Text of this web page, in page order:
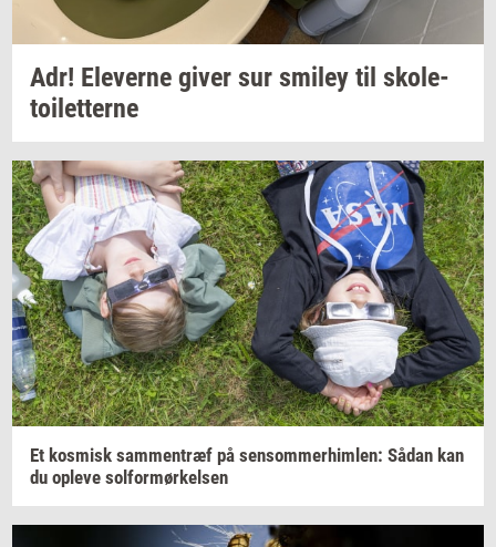
Adr! Ele­ver­ne giver sur smiley til sko­le­
toilet­ter­ne
Et kos­misk sam­men­træf på sen­som­mer­him­len: Sådan kan
du op­le­ve sol­for­mør­kel­sen